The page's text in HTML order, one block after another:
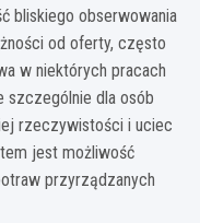
bliskiego obserwowania
od oferty, często
w niektórych pracach
szczególnie dla osób
rzeczywistości i uciec
jest możliwość
przyrządzanych